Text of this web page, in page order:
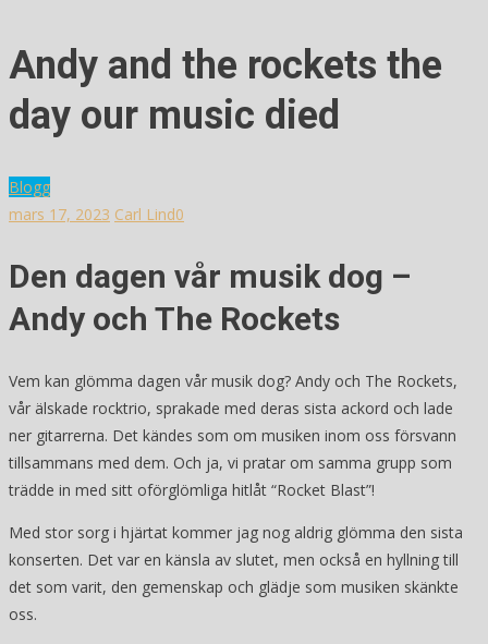
Andy and the rockets the
day our music died
Blogg
mars 17, 2023 Carl Lind0
Den dagen vår musik dog –
Andy och The Rockets
Vem kan glömma dagen vår musik dog? Andy och The Rockets,
vår älskade rocktrio, sprakade med deras sista ackord och lade
ner gitarrerna. Det kändes som om musiken inom oss försvann
tillsammans med dem. Och ja, vi pratar om samma grupp som
trädde in med sitt oförglömliga hitlåt “Rocket Blast”!
Med stor sorg i hjärtat kommer jag nog aldrig glömma den sista
konserten. Det var en känsla av slutet, men också en hyllning till
det som varit, den gemenskap och glädje som musiken skänkte
oss.